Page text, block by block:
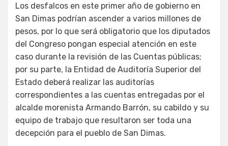
Los desfalcos en este primer año de gobierno en
San Dimas podrían ascender a varios millones de
pesos, por lo que será obligatorio que los diputados
del Congreso pongan especial atención en este
caso durante la revisión de las Cuentas públicas;
por su parte, la Entidad de Auditoría Superior del
Estado deberá realizar las auditorías
correspondientes a las cuentas entregadas por el
alcalde morenista Armando Barrón, su cabildo y su
equipo de trabajo que resultaron ser toda una
decepción para el pueblo de San Dimas.